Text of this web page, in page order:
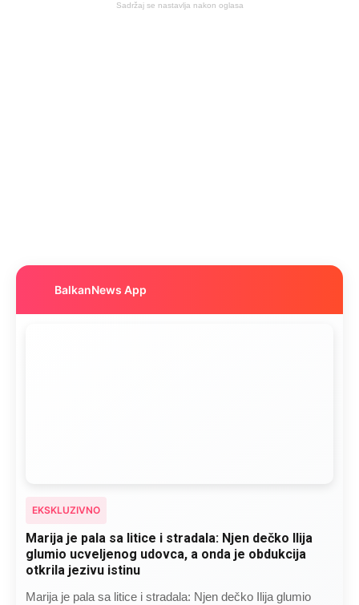
Sadržaj se nastavlja nakon oglasa
BalkanNews App
EKSKLUZIVNO
Marija je pala sa litice i stradala: Njen dečko Ilija
glumio ucveljenog udovca, a onda je obdukcija
otkrila jezivu istinu
Marija je pala sa litice i stradala: Njen dečko Ilija glumio